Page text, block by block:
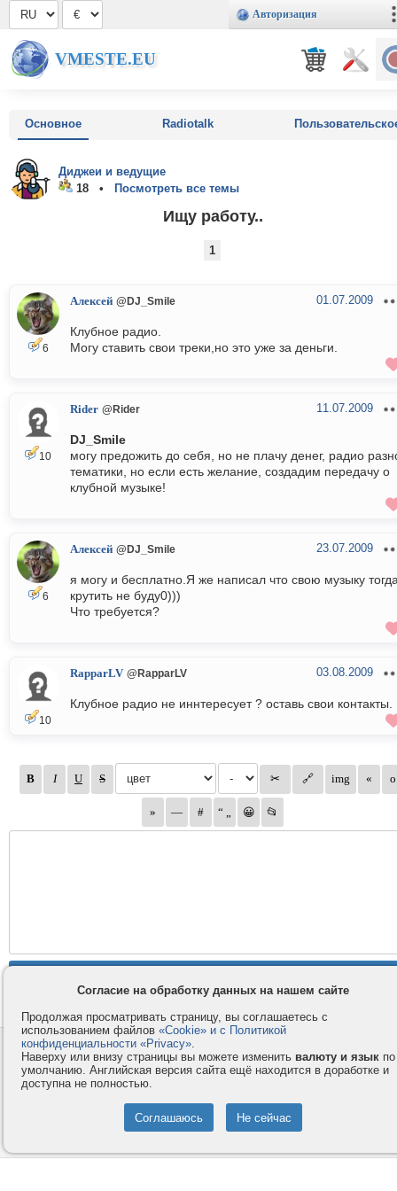
Авторизация
VMESTE.EU
Основное Radiotalk
Диджеи и ведущие
18 •
Посмотреть все темы
Ищу работу..
1
6
Алексей @DJ_Smile 01.07.2009
Клубное радио.
Могу ставить свои треки,но это уже за деньги.
10
Rider @Rider 11.07.2009
DJ_Smile
могу предожить до себя, но не плачу денег, радио
тематики, но если есть желание, создадим передачу о
клубной музыке!
6
Алексей @DJ_Smile 23.07.2009
я могу и бесплатно.Я же написал что свою музыку
крутить не буду0)))
Что требуется?
10
RapparLV @RapparLV 03.08.2009
Клубное радио не иннтересует ? оставь свои контакты.
Контакты
Компания
Правила и условия
Услуги
Форумы
Согласие на обработку данных на нашем сайте
Продолжая просматривать страницу, вы соглашаетесь с
использованием файлов «Cookie» и с Политикой
конфиденциальности «Privacy».
Наверху или внизу страницы вы можете изменить валюту и язык по
умолчанию. Английская версия сайта ещё находится в доработке и
доступна не полностью.